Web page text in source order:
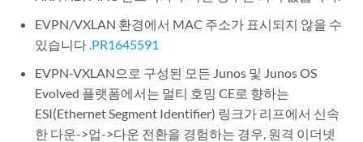
EVPN/VXLAN 환경에서 MAC 주소가 표시되지 않을 수
있습니다.PR1645591
EVPN-VXLAN으로 구성된 모든 Junos 및 Junos OS
Evolved 플랫폼에서는 멀티 호밍 CE로 향하는
ESI(Ethernet Segment Identifier) 링크가 리프에서 신속
한 다운->업->다운 전환을 경험하는 경우, 원격 이더넷